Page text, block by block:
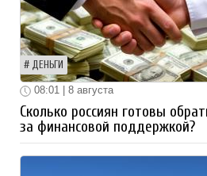
ДЕНЬГИ
08:01 | 8 августа
Сколько россиян готовы
за финансовой поддержкой?